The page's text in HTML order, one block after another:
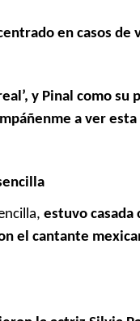
en casos
y Pinal como
a ver
estuvo casada
el cantante